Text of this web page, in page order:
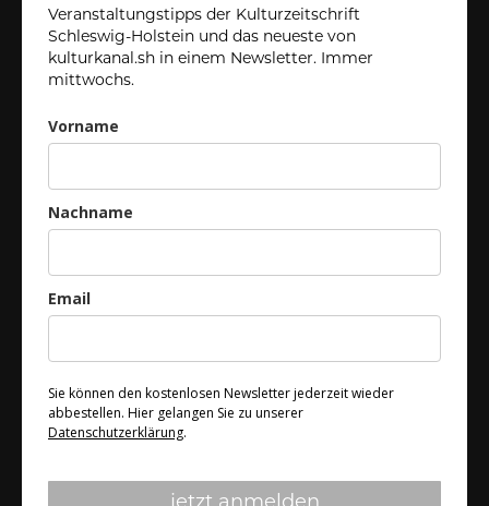
Veranstaltungstipps der Kulturzeitschrift
Schleswig-Holstein und das neueste von
kulturkanal.sh in einem Newsletter. Immer
mittwochs.
Vorname
Nachname
Email
Sie können den kostenlosen Newsletter jederzeit wieder
abbestellen. Hier gelangen Sie zu unserer
Datenschutzerklärung.